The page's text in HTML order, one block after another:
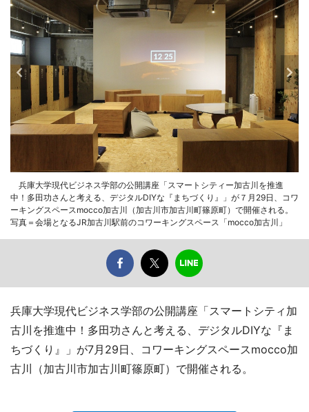
兵庫大学現代ビジネス学部の公開講座「スマートシティー加古川を推進
中！多田功さんと考える、デジタルDIYな『まちづくり』」が７月29日、コワ
ーキングスペースmocco加古川（加古川市加古川町篠原町）で開催される。
写真＝会場となるJR加古川駅前のコワーキングスペース「mocco加古川」
兵庫大学現代ビジネス学部の公開講座「スマートシティ加
古川を推進中！多田功さんと考える、デジタルDIYな『ま
ちづくり』」が7月29日、コワーキングスペースmocco加
古川（加古川市加古川町篠原町）で開催される。